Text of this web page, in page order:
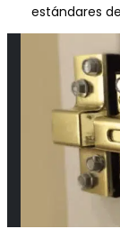
estándares